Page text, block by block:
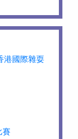
港國際雜耍
賽